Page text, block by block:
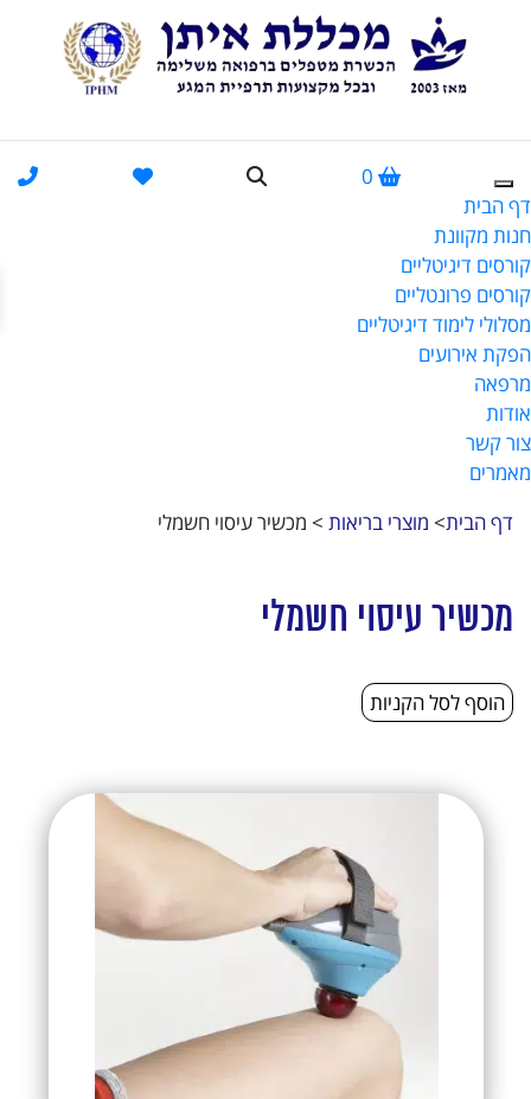
0
דף הבית
חנות מקוונת
קורסים דיגיטליים
קורסים פרונטליים
מסלולי לימוד דיגיטליים
הפקת אירועים
מרפאה
אודות
צור קשר
מאמרים
דף הבית> מוצרי בריאות > מכשיר עיסוי חשמלי
מכשיר עיסוי חשמלי
הוסף לסל הקניות